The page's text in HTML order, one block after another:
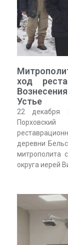
ход
Устье
22 декабря
деревни
митрополита
округа иерей